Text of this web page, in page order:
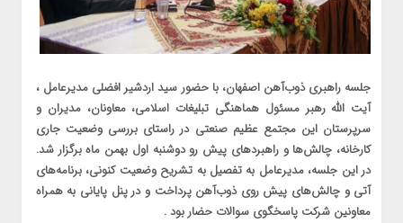
جلسه‌ راهبری ذوب‌آهن اصفهان، با حضور سید اردشیر افضلی مدیرعامل ،
آیت الله رهبر مسئول هماهنگی تبلیغات اسلامی، معاونان، مدیران و
سرپرستان این مجتمع عظیم صنعتی در راستای بررسی وضعیت جاری
کارخانه، چالش‌ها و راهبردهای پیش رو دوشنبه اول بهمن ماه برگزار شد.
در این جلسه، مدیرعامل به تفصیل به تشریح وضعیت کنونی، برنامه‌های
آتی و چالش‌های پیش روی ذوب‌آهن پرداخت و در پنل پایانی به همراه
معاونین شرکت پاسخگوی سوالات حضار بود .